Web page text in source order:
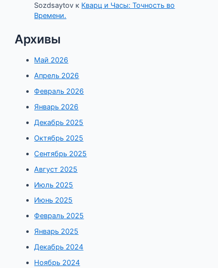
Sozdsaytov к Кварц и Часы: Точность во
Времени.
Архивы
Май 2026
Апрель 2026
Февраль 2026
Январь 2026
Декабрь 2025
Октябрь 2025
Сентябрь 2025
Август 2025
Июль 2025
Июнь 2025
Февраль 2025
Январь 2025
Декабрь 2024
Ноябрь 2024